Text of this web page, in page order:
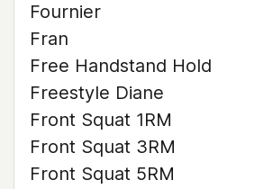
Fournier
Fran
Free Handstand Hold
Freestyle Diane
Front Squat 1RM
Front Squat 3RM
Front Squat 5RM